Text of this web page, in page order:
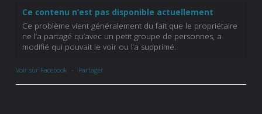
Ce contenu n’est pas disponible actuellement
Ce problème vient généralement du fait que le propriétaire
ne l’a partagé qu’avec un petit groupe de personnes, a
modifié qui pouvait le voir ou l’a supprimé.
Voir sur Facebook · Partager